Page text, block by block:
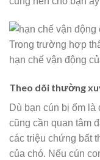
Trong trường hợp
hạn chế vận động
Theo dõi thường
Dù bạn cún bị ốm
cũng cần quan tâm
các triệu chứng bất
của chó. Nếu cún